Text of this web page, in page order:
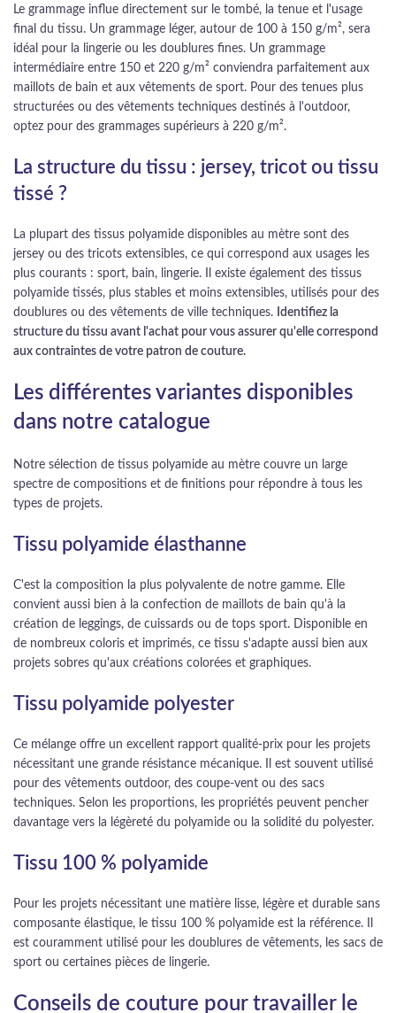
Le grammage influe directement sur le tombé, la tenue et l'usage
final du tissu. Un grammage léger, autour de 100 à 150 g/m², sera
idéal pour la lingerie ou les doublures fines. Un grammage
intermédiaire entre 150 et 220 g/m² conviendra parfaitement aux
maillots de bain et aux vêtements de sport. Pour des tenues plus
structurées ou des vêtements techniques destinés à l'outdoor,
optez pour des grammages supérieurs à 220 g/m².
La structure du tissu : jersey, tricot ou tissu
tissé ?
La plupart des tissus polyamide disponibles au mètre sont des
jersey ou des tricots extensibles, ce qui correspond aux usages les
plus courants : sport, bain, lingerie. Il existe également des tissus
polyamide tissés, plus stables et moins extensibles, utilisés pour des
doublures ou des vêtements de ville techniques. Identifiez la
structure du tissu avant l'achat pour vous assurer qu'elle correspond
aux contraintes de votre patron de couture.
Les différentes variantes disponibles
dans notre catalogue
Notre sélection de tissus polyamide au mètre couvre un large
spectre de compositions et de finitions pour répondre à tous les
types de projets.
Tissu polyamide élasthanne
C'est la composition la plus polyvalente de notre gamme. Elle
convient aussi bien à la confection de maillots de bain qu'à la
création de leggings, de cuissards ou de tops sport. Disponible en
de nombreux coloris et imprimés, ce tissu s'adapte aussi bien aux
projets sobres qu'aux créations colorées et graphiques.
Tissu polyamide polyester
Ce mélange offre un excellent rapport qualité-prix pour les projets
nécessitant une grande résistance mécanique. Il est souvent utilisé
pour des vêtements outdoor, des coupe-vent ou des sacs
techniques. Selon les proportions, les propriétés peuvent pencher
davantage vers la légèreté du polyamide ou la solidité du polyester.
Tissu 100 % polyamide
Pour les projets nécessitant une matière lisse, légère et durable sans
composante élastique, le tissu 100 % polyamide est la référence. Il
est couramment utilisé pour les doublures de vêtements, les sacs de
sport ou certaines pièces de lingerie.
Conseils de couture pour travailler le